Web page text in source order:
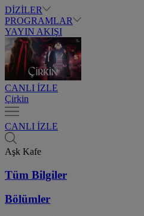
DİZİLER
PROGRAMLAR
YAYIN AKIŞI
CANLI İZLE
Çirkin
CANLI İZLE
Aşk Kafe
Tüm Bilgiler
Bölümler